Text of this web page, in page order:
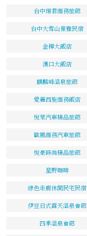
台中瑞君商務旅館
台中大雪山景雅民宿
金樺大飯店
漢口大飯店
麒麟峰溫泉旅館
愛麗西施商務飯店
悅萊汽車精品旅館
歐風商務汽車旅館
悅豪時尚精品旅館
星野咖啡
綠色走廊休閒民宅民宿
伊豆日式露天溫泉會館
四季溫泉會館